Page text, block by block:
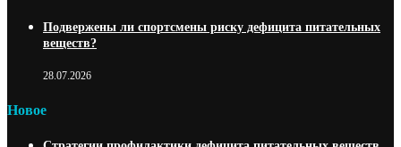
Подвержены ли спортсмены риску дефицита питательных
веществ?
28.07.2026
Новое